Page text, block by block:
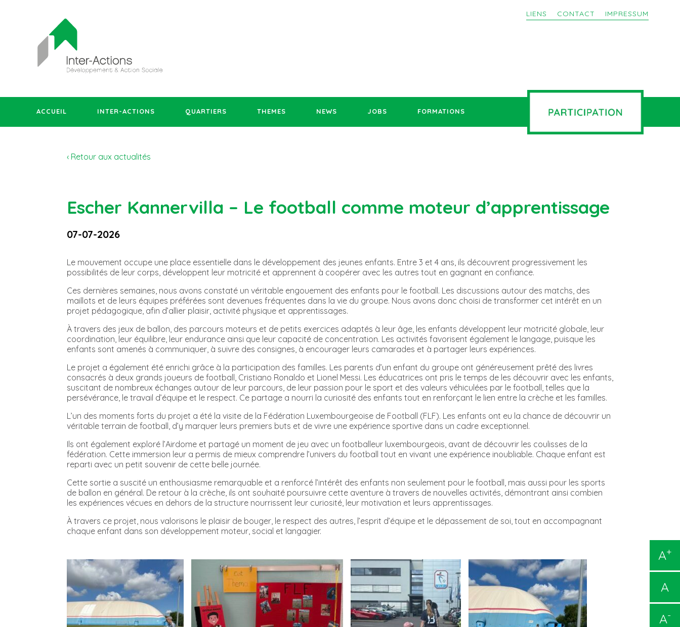
LIENS CONTACT IMPRESSUM
ACCUEIL INTER-ACTIONS QUARTIERS THEMES NEWS JOBS FORMATIONS
A+
A
A-
‹ Retour aux actualités
Escher Kannervilla – Le football comme moteur d’apprentissage
07-07-2026
Le mouvement occupe une place essentielle dans le développement des jeunes enfants. Entre 3 et 4 ans, ils découvrent progressivement les
possibilités de leur corps, développent leur motricité et apprennent à coopérer avec les autres tout en gagnant en confiance.
Ces dernières semaines, nous avons constaté un véritable engouement des enfants pour le football. Les discussions autour des matchs, des
maillots et de leurs équipes préférées sont devenues fréquentes dans la vie du groupe. Nous avons donc choisi de transformer cet intérêt en un
projet pédagogique, afin d’allier plaisir, activité physique et apprentissages.
À travers des jeux de ballon, des parcours moteurs et de petits exercices adaptés à leur âge, les enfants développent leur motricité globale, leur
coordination, leur équilibre, leur endurance ainsi que leur capacité de concentration. Les activités favorisent également le langage, puisque les
enfants sont amenés à communiquer, à suivre des consignes, à encourager leurs camarades et à partager leurs expériences.
Le projet a également été enrichi grâce à la participation des familles. Les parents d’un enfant du groupe ont généreusement prêté des livres
consacrés à deux grands joueurs de football, Cristiano Ronaldo et Lionel Messi. Les éducatrices ont pris le temps de les découvrir avec les enfants,
suscitant de nombreux échanges autour de leur parcours, de leur passion pour le sport et des valeurs véhiculées par le football, telles que la
persévérance, le travail d’équipe et le respect. Ce partage a nourri la curiosité des enfants tout en renforçant le lien entre la crèche et les familles.
L’un des moments forts du projet a été la visite de la Fédération Luxembourgeoise de Football (FLF). Les enfants ont eu la chance de découvrir un
véritable terrain de football, d’y marquer leurs premiers buts et de vivre une expérience sportive dans un cadre exceptionnel.
Ils ont également exploré l’Airdome et partagé un moment de jeu avec un footballeur luxembourgeois, avant de découvrir les coulisses de la
fédération. Cette immersion leur a permis de mieux comprendre l’univers du football tout en vivant une expérience inoubliable. Chaque enfant est
reparti avec un petit souvenir de cette belle journée.
Cette sortie a suscité un enthousiasme remarquable et a renforcé l’intérêt des enfants non seulement pour le football, mais aussi pour les sports
de ballon en général. De retour à la crèche, ils ont souhaité poursuivre cette aventure à travers de nouvelles activités, démontrant ainsi combien
les expériences vécues en dehors de la structure nourrissent leur curiosité, leur motivation et leurs apprentissages.
À travers ce projet, nous valorisons le plaisir de bouger, le respect des autres, l’esprit d’équipe et le dépassement de soi, tout en accompagnant
chaque enfant dans son développement moteur, social et langagier.